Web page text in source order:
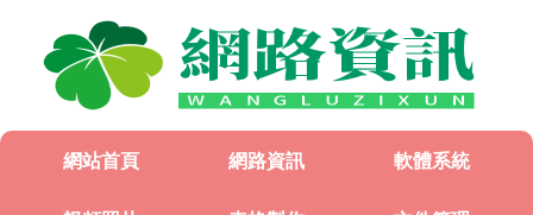
網站首頁 網路資訊 軟體系統